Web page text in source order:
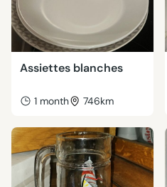
Assiettes blanches
1 month 746km